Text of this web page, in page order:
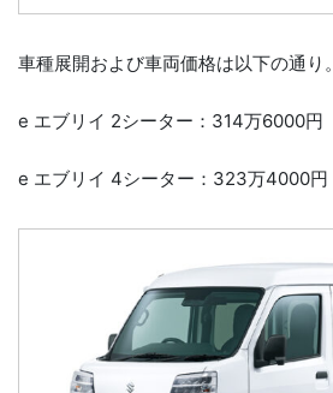
車種展開および車両価格は以下の通り。
e エブリイ 2シーター：314万6000円
e エブリイ 4シーター：323万4000円